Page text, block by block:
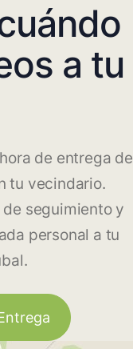
a tu
de entrega de
tu vecindario.
seguimiento y
personal a tu